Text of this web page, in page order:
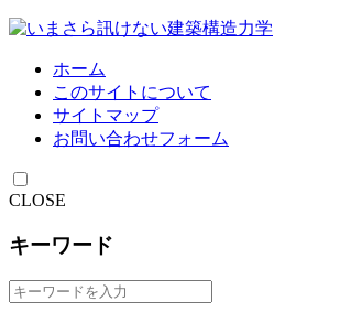
ホーム
このサイトについて
サイトマップ
お問い合わせフォーム
CLOSE
キーワード